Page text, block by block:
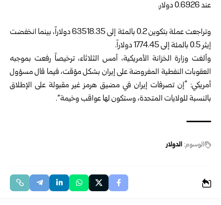
عند 0.6926 دولار.
وتراجعت عملة بتكوين 0.2 بالمئة إلى 63518.35 دولاراً، بينما انخفضت
إيثر 0.5 بالمئة إلى 1774.45 دولاراً.
وألغت وزارة الخزانة الأمريكية، أمس الثلاثاء، ترخيصاً رفعت بموجبه
العقوبات النفطية المفروضة على إيران بشكل مؤقت، فيما قال مسؤول
أمريكي: “إن تصرفات إيران في مضيق هرمز غير مقبولة على الإطلاق
بالنسبة للولايات المتحدة، وستكون لها عواقب وخيمة”.
الوسوم: الدولار